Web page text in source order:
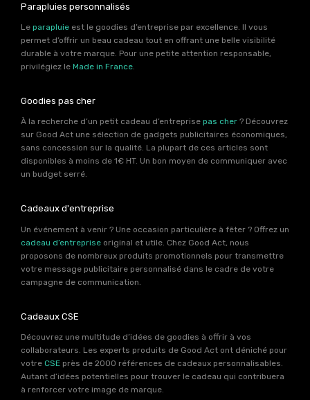
Parapluies personnalisés
Le parapluie est le goodies d’entreprise par excellence. Il vous
permet d’offrir un beau cadeau tout en offrant une belle visibilité
durable à votre marque. Pour une petite attention responsable,
privilégiez le Made in France.
Goodies pas cher
À la recherche d’un petit cadeau d’entreprise pas cher ? Découvrez
sur Good Act une sélection de gadgets publicitaires économiques,
sans concession sur la qualité. La plupart de ces articles sont
disponibles à moins de 1€ HT. Un bon moyen de communiquer avec
un budget serré.
Cadeaux d'entreprise
Un événement à venir ? Une occasion particulière à fêter ? Offrez un
cadeau d’entreprise original et utile. Chez Good Act, nous
proposons de nombreux produits promotionnels pour transmettre
votre message publicitaire personnalisé dans le cadre de votre
campagne de communication.
Cadeaux CSE
Découvrez une multitude d’idées de goodies à offrir à vos
collaborateurs. Les experts produits de Good Act ont déniché pour
votre CSE près de 2000 références de cadeaux personnalisables.
Autant d’idées potentielles pour trouver le cadeau qui contribuera
à renforcer votre image de marque.